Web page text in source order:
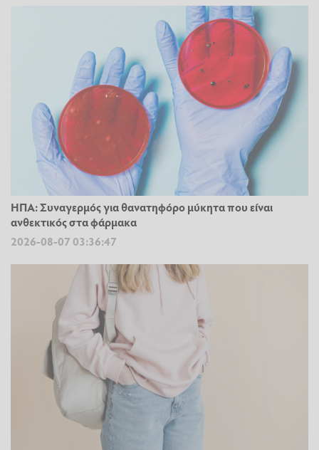
ΗΠΑ: Συναγερμός για θανατηφόρο μύκητα που είναι
ανθεκτικός στα φάρμακα
2026-08-07 03:36:47